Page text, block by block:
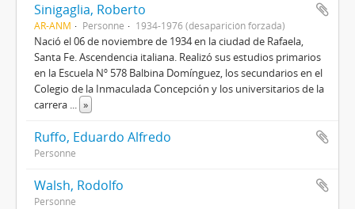
Sinigaglia, Roberto
AR-ANM Personne 1934-1976 (desaparición forzada)
Nació el 06 de noviembre de 1934 en la ciudad de Rafaela,
Santa Fe. Ascendencia italiana. Realizó sus estudios primarios
en la Escuela Nº 578 Balbina Domínguez, los secundarios en el
Colegio de la Inmaculada Concepción y los universitarios de la
carrera ... »
Ruffo, Eduardo Alfredo
Personne
Walsh, Rodolfo
Personne